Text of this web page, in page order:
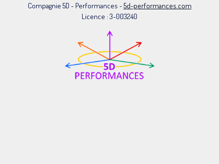
Compagnie 5D - Performances -5d-performances.com
Licence : 3-003240